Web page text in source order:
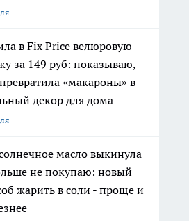
в Fix Price велюровую
за 149 руб: показываю,
«макароны» в
декор для дома
масло выкинула
не покупаю: новый
жарить в соли - проще и